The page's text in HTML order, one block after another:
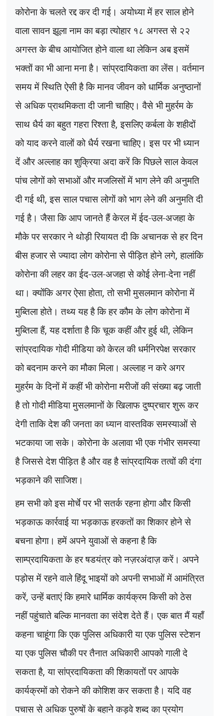
कोरोना के चलते रद्द कर दी गई। अयोध्या में हर साल होने
वाला सावन झूला नाम का बड़ा त्योहार १८ अगस्त से २२
अगस्त के बीच आयोजित होने वाला था लेकिन अब इसमें
भक्तों का भी आना मना है। सांप्रदायिकता का लेंस। वर्तमान
समय में स्थिति ऐसी है कि मानव जीवन को धार्मिक अनुष्ठानों
से अधिक प्राथमिकता दी जानी चाहिए। वैसे भी मुहर्रम के
साथ धैर्य का बहुत गहरा रिश्ता है,इसलिए कर्बला के शहीदों
को याद करने वालों को धैर्य रखना चाहिए। इस पर भी ध्यान
दें और अल्लाह का शुक्रिया अदा करें कि पिछले साल केवल
पांच लोगों को सभाओं और मजलिसों में भाग लेने की अनुमति
दी गई थी,इस साल पचास लोगों को भाग लेने की अनुमति दी
गई है। जैसा कि आप जानते हैं केरल में ईद-उल-अजहा के
मौके पर सरकार ने थोड़ी रियायत दी कि अचानक से हर दिन
बीस हजार से ज्यादा लोग कोरोना से पीड़ित होने लगे,हालांकि
कोरोना की लहर का ईद-उल-अजहा से कोई लेना-देना नहीं
था। क्योंकि अगर ऐसा होता,तो सभी मुसलमान कोरोना में
मुब्तिला होते। तथ्य यह है कि हर कौम के लोग कोरोना में
मुब्तिला हैं,यह दर्शाता है कि चूक कहीं और हुई थी,लेकिन
सांप्रदायिक गोदी मीडिया को केरल की धर्मनिरपेक्ष सरकार
को बदनाम करने का मौका मिला। अल्लाह न करे अगर
मुहर्रम के दिनों में कहीं भी कोरोना मरीजों की संख्या बढ़ जाती
है तो गोदी मीडिया मुसलमानों के खिलाफ दुष्प्रचार शुरू कर
देगी ताकि देश की जनता का ध्यान वास्तविक समस्याओं से
भटकाया जा सके। कोरोना के अलावा भी एक गंभीर समस्या
है जिससे देश पीड़ित है और वह है सांप्रदायिक तत्वों की दंगा
भड़काने की साजिश।
हम सभी को इस मोर्चे पर भी सतर्क रहना होगा और किसी
भड़काऊ कार्रवाई या भड़काऊ हरकतों का शिकार होने से
बचना होगा। हमें अपने युवाओं से कहना है कि
साम्प्रदायिकता के हर षडयंत्र को नज़रअंदाज़ करें। अपने
पड़ोस में रहने वाले हिंदू भाइयों को अपनी सभाओं में आमंत्रित
करें,उन्हें बताएं कि हमारे धार्मिक कार्यक्रम किसी को ठेस
नहीं पहुंचाते बल्कि मानवता का संदेश देते हैं। एक बात मैं यहाँ
कहना चाहूंगा कि एक पुलिस अधिकारी या एक पुलिस स्टेशन
या एक पुलिस चौकी पर तैनात अधिकारी आपको गाली दे
सकता है,या सांप्रदायिकता की शिकायतों पर आपके
कार्यक्रमों को रोकने की कोशिश कर सकता है। यदि वह
पचास से अधिक पुरुषों के बहाने कड़वे शब्द का प्रयोग